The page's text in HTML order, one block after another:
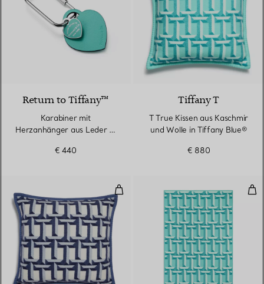
3 Farben
Return to Tiffany™
Karabiner mit
Herzanhänger aus Leder in
€ 440
Tiffany T
T True Kissen aus Kaschmir
und Wolle in Tiffany Blue®
€ 880
True Kissen aus Wolle und T